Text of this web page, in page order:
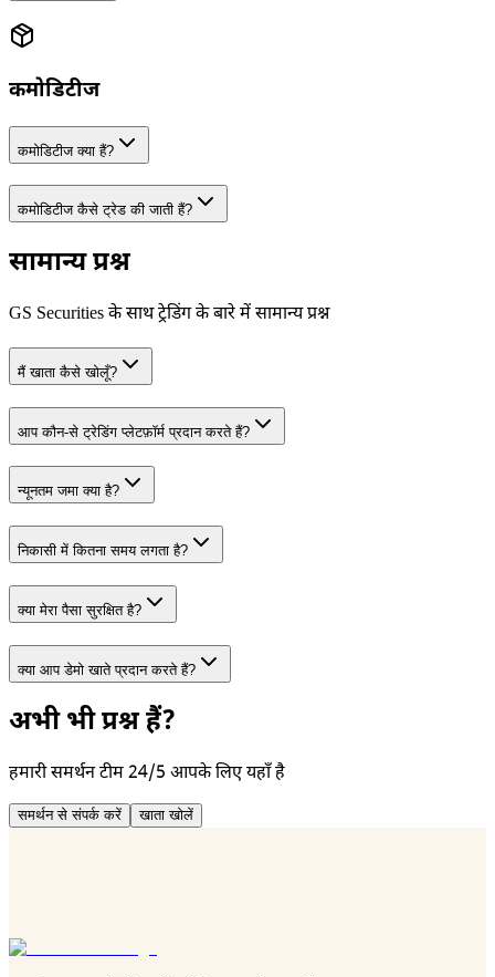
कमोडिटीज
कमोडिटीज क्या हैं?
कमोडिटीज कैसे ट्रेड की जाती हैं?
सामान्यप्रश्न
GS Securities के साथ ट्रेडिंग के बारे में सामान्य प्रश्न
मैं खाता कैसे खोलूँ?
आप कौन‑से ट्रेडिंग प्लेटफ़ॉर्म प्रदान करते हैं?
न्यूनतम जमा क्या है?
निकासी में कितना समय लगता है?
क्या मेरा पैसा सुरक्षित है?
क्या आप डेमो खाते प्रदान करते हैं?
अभी भी प्रश्न हैं?
हमारी समर्थन टीम 24/5 आपके लिए यहाँ है
समर्थन से संपर्क करें खाता खोलें